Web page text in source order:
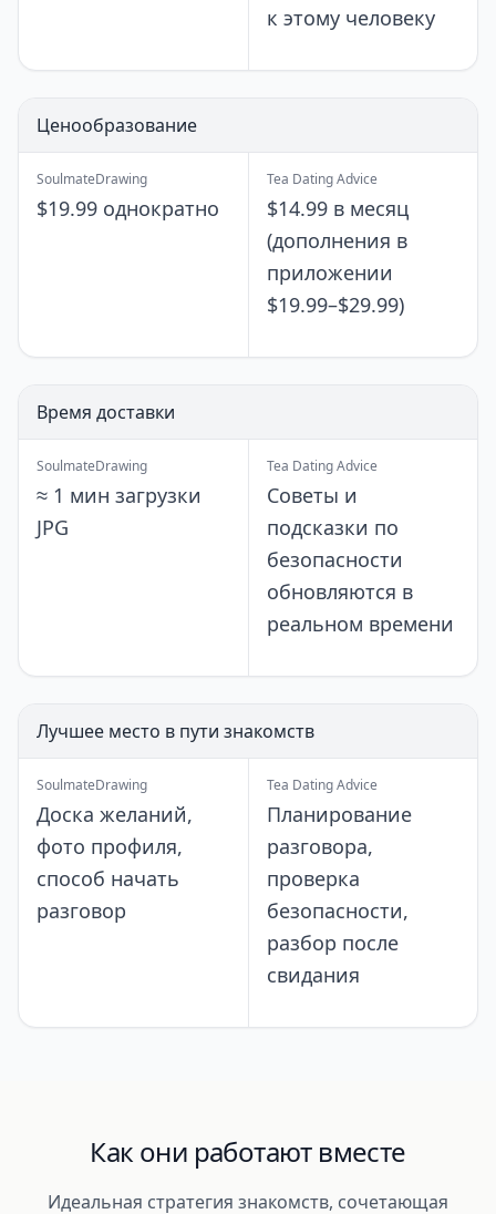
к этому человеку
Ценообразование
SoulmateDrawing
$19.99 однократно
Tea Dating Advice
$14.99 в месяц
(дополнения в
приложении
$19.99–$29.99)
Время доставки
SoulmateDrawing
≈ 1 мин загрузки
JPG
Tea Dating Advice
Советы и
подсказки по
безопасности
обновляются в
реальном времени
Лучшее место в пути знакомств
SoulmateDrawing
Доска желаний,
фото профиля,
способ начать
разговор
Tea Dating Advice
Планирование
разговора,
проверка
безопасности,
разбор после
свидания
Как они работают вместе
Идеальная стратегия знакомств, сочетающая